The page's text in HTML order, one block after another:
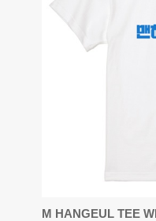
M HANGEUL TEE